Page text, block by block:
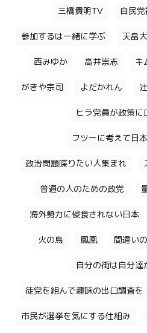
三橋貴明TV 自民
参加するは一緒に学ぶ 天畠
西みゆか 高井崇志 キ
がきや宗司 よだかれん
ヒラ党員が政策に
フツーに考えて日
政治問題喋りたい人集まれ
普通の人のための政党
海外勢力に侵食されない日本
火の鳥 鳳凰 間違い
自分の街は自分達
徒党を組んで趣味の出口調査を
市民が選挙を気にする仕組み